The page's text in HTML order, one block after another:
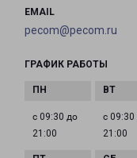
EMAIL
pecom@pecom.ru
ГРАФИК РАБОТЫ
с 09:30 до
21:00
с 09:30
21:00